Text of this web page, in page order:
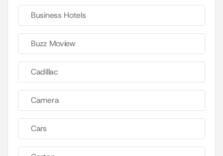
Business Hotels
Buzz Moview
Cadillac
Camera
Cars